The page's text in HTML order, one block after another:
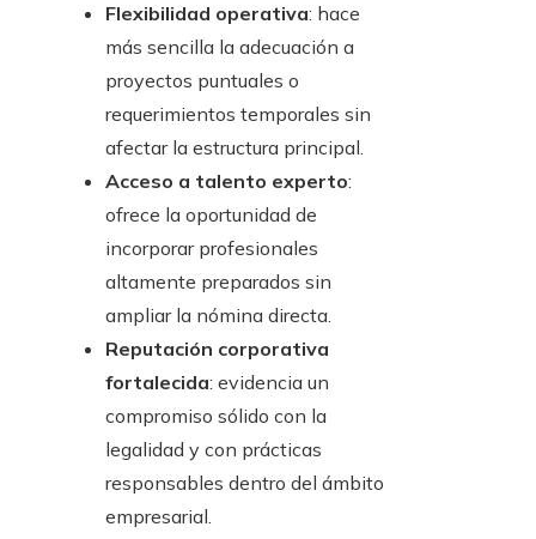
Flexibilidad operativa: hace
más sencilla la adecuación a
proyectos puntuales o
requerimientos temporales sin
afectar la estructura principal.
Acceso a talento experto:
ofrece la oportunidad de
incorporar profesionales
altamente preparados sin
ampliar la nómina directa.
Reputación corporativa
fortalecida: evidencia un
compromiso sólido con la
legalidad y con prácticas
responsables dentro del ámbito
empresarial.